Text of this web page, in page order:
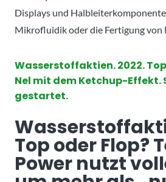
Displays und
Mikrofluidik oder die Fertigung von
Wasserstoffaktien. 2022. Top
Nel mit dem Ketchup-
gestartet.
Top oder Flop?
Power nutzt